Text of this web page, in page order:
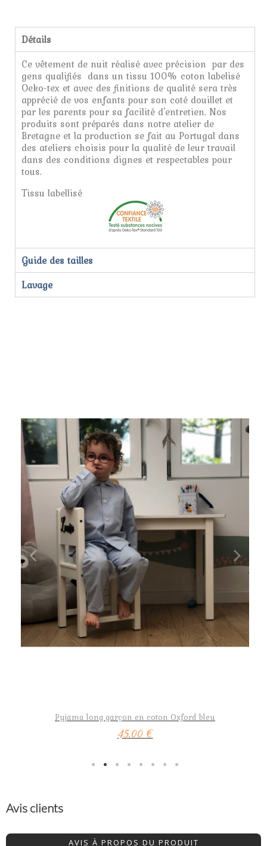
Détails
Ce vêtement de nuit réalisé avec précision par des
gens qualifiés dans un tissu 100% coton labelisé
Oeko-tex et avec des finitions de qualité sera très
apprécié de vos enfants pour son coté douillet et
par les parents pour sa facilité d'entretien. Nos
produits sont préparés dans notre atelier de
Bretagne et la production se fait au Portugal dans
des ateliers choisis pour la qualité de leur travail
dans des conditions dignes et respectables pour
tous.
Tissu labellisé
Guide des tailles
Lavage
Aperçu rapide
Pyjama long garçon en coton Oxford bleu
45.00 €
Avis clients
AVIS À PROPOS DU PRODUIT